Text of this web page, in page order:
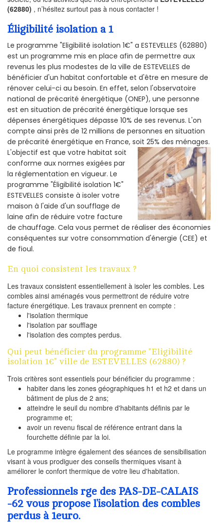
(62880) , n’hésitez surtout pas à nous contacter !
Éligibilité isolation a 1
Le programme "Eligibilité isolation 1€" a ESTEVELLES (62880)
est un programme mis en place afin de permettre aux
revenus les plus modestes de la ville de ESTEVELLES de
bénéficier d'un habitat confortable et d'être en mesure de
rénover celui-ci au besoin. En effet, selon l'observatoire
national de précarité énergétique (ONEP), une personne
est en situation de précarité énergétique lorsque ses
dépenses énergétiques dépasse 10% de ses revenus. L'on
compte ainsi près de 12 millions de personnes en situation
de précarité énergétique en France, soit 25% des ménages.
L'objectif est que votre habitat soit
conforme aux normes exigées par
la réglementation en vigueur. Le
programme "Éligibilité isolation 1€"
ESTEVELLES consiste à isoler votre
maison à l'aide d'un soufflage de
laine afin de réduire votre facture
de chauffage. Cela vous permet de réaliser des économies
conséquentes sur votre consommation d'énergie (CEE) et
de fioul.
En quoi consistent les travaux ?
Les travaux consistent essentiellement à isoler les combles. Les
combles ainsi aménagés vous permettront de réduire votre
facture énergétique. Les travaux prennent en compte :
l'isolation thermique
l'isolation par soufflage
l'isolation des comptes perdus.
Qui peut bénéficier du programme "Eligibilité
isolation 1€" ville de ESTEVELLES (62880) ?
Trois critères sont essentiels pour bénéficier du programme :
habiter dans les zones géographiques h1 et h2 et dans un
bâtiment de plus de 2 ans;
atteindre le seuil du nombre d'habitants définis par le
programme et;
avoir un revenu fiscal de référence entrant dans la
fourchette définie par la loi.
Le programme intègre également des séances de sensibilisation
visant à vous prodiguer des conseils thermiques visant à
améliorer le confort thermique de votre lieu d'habitation.
Professionnels rge des PAS-DE-CALAIS
-62 vous propose l’isolation des combles
perdus à 1euro.